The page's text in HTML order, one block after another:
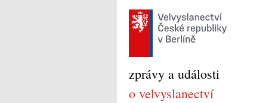
zprávy a události
o velvyslanectví